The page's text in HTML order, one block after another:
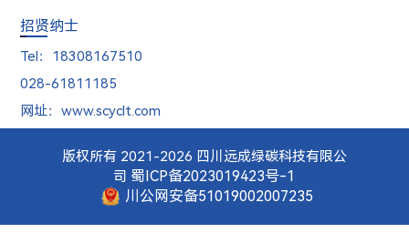
招贤纳士
Tel：18308167510
028-61811185
网址：www.scyclt.com
版权所有 2021-2026 四川远成绿碳科技有限公
司蜀ICP备2023019423号-1
川公网安备51019002007235